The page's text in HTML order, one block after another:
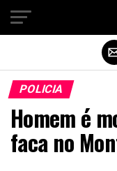
POLICIA
Homem é
faca no